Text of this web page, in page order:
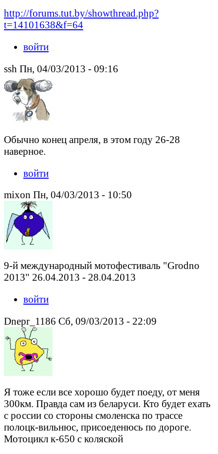
http://forums.tut.by/showthread.php?
t=14101638&f=64
войти
ssh Пн, 04/03/2013 - 09:16
Обычно конец апреля, в этом году 26-28
наверное.
войти
mixon Пн, 04/03/2013 - 10:50
9-й международный мотофестиваль "Grodno
2013" 26.04.2013 - 28.04.2013
войти
Dnepr_1186 Сб, 09/03/2013 - 22:09
Я тоже если все хорошо будет поеду, от меня
300км. Правда сам из беларуси. Кто будет ехать
с россии со стороны смоленска по трассе
полоцк-вильнюс, присоеденюсь по дороге.
Мотоцикл к-650 с коляской